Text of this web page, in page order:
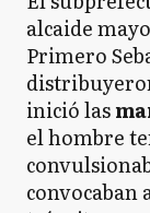
alcaide
Primero
inició las
el hombre
convocaban